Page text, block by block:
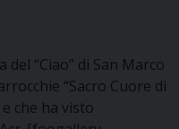
“Ciao” di San Marco
“Sacro Cuore di
che ha visto